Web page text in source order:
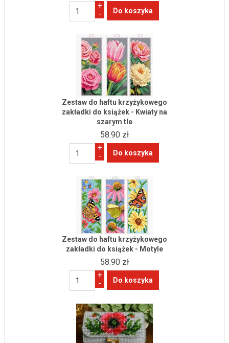
+
-
Zestaw do haftu krzyżykowego
zakładki do książek - Kwiaty na
szarym tle
58.90 zł
+
-
Zestaw do haftu krzyżykowego
zakładki do książek - Motyle
58.90 zł
+
-